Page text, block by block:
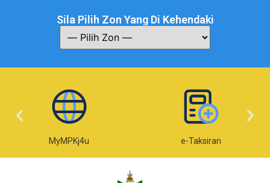
Sila Pilih Zon Yang Di Kehendaki
MyMPKj4u e-Taksiran